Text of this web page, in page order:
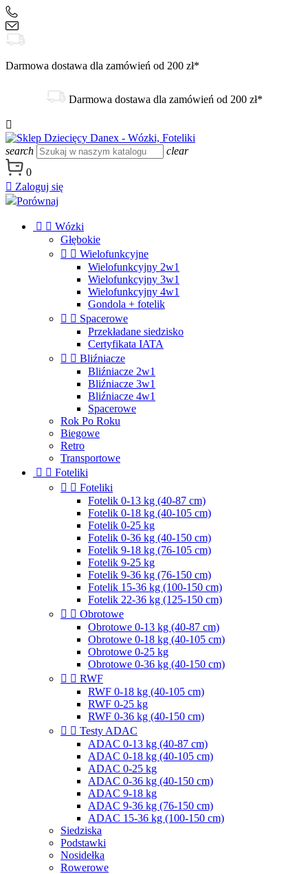
Darmowa dostawa dla zamówień od 200 zł*
Darmowa dostawa dla zamówień od 200 zł*

search
clear
0
 Zaloguj się
Porównaj
  Wózki
Głębokie
  Wielofunkcyjne
Wielofunkcyjny 2w1
Wielofunkcyjny 3w1
Wielofunkcyjny 4w1
Gondola + fotelik
  Spacerowe
Przekładane siedzisko
Certyfikata IATA
  Bliźniacze
Bliźniacze 2w1
Bliźniacze 3w1
Bliźniacze 4w1
Spacerowe
Rok Po Roku
Biegowe
Retro
Transportowe
  Foteliki
  Foteliki
Fotelik 0-13 kg (40-87 cm)
Fotelik 0-18 kg (40-105 cm)
Fotelik 0-25 kg
Fotelik 0-36 kg (40-150 cm)
Fotelik 9-18 kg (76-105 cm)
Fotelik 9-25 kg
Fotelik 9-36 kg (76-150 cm)
Fotelik 15-36 kg (100-150 cm)
Fotelik 22-36 kg (125-150 cm)
  Obrotowe
Obrotowe 0-13 kg (40-87 cm)
Obrotowe 0-18 kg (40-105 cm)
Obrotowe 0-25 kg
Obrotowe 0-36 kg (40-150 cm)
  RWF
RWF 0-18 kg (40-105 cm)
RWF 0-25 kg
RWF 0-36 kg (40-150 cm)
  Testy ADAC
ADAC 0-13 kg (40-87 cm)
ADAC 0-18 kg (40-105 cm)
ADAC 0-25 kg
ADAC 0-36 kg (40-150 cm)
ADAC 9-18 kg
ADAC 9-36 kg (76-150 cm)
ADAC 15-36 kg (100-150 cm)
Siedziska
Podstawki
Nosidełka
Rowerowe